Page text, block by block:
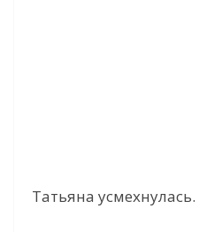
Татьяна усмехнулась.